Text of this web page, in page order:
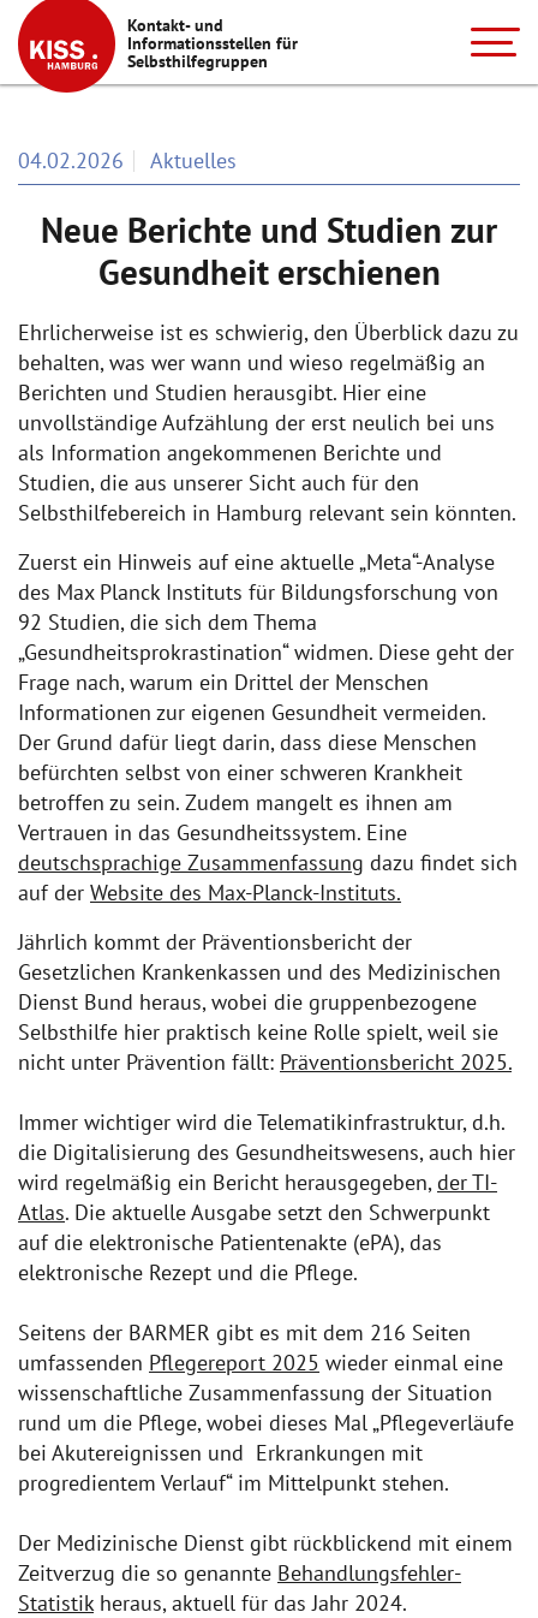
Kontakt- und
Informationsstellen für
Selbsthilfegruppen
04.02.2026 Aktuelles
Neue Berichte und Studien zur
Gesundheit erschienen
Ehrlicherweise ist es schwierig, den Überblick dazu zu
behalten, was wer wann und wieso regelmäßig an
Berichten und Studien herausgibt. Hier eine
unvollständige Aufzählung der erst neulich bei uns
als Information angekommenen Berichte und
Studien, die aus unserer Sicht auch für den
Selbsthilfebereich in Hamburg relevant sein könnten.
Zuerst ein Hinweis auf eine aktuelle „Meta“-Analyse
des Max Planck Instituts für Bildungsforschung von
92 Studien, die sich dem Thema
„Gesundheitsprokrastination“ widmen. Diese geht der
Frage nach, warum ein Drittel der Menschen
Informationen zur eigenen Gesundheit vermeiden.
Der Grund dafür liegt darin, dass diese Menschen
befürchten selbst von einer schweren Krankheit
betroffen zu sein. Zudem mangelt es ihnen am
Vertrauen in das Gesundheitssystem. Eine
deutschsprachige Zusammenfassung dazu findet sich
auf der Website des Max-Planck-Instituts.
Jährlich kommt der Präventionsbericht der
Gesetzlichen Krankenkassen und des Medizinischen
Dienst Bund heraus, wobei die gruppenbezogene
Selbsthilfe hier praktisch keine Rolle spielt, weil sie
nicht unter Prävention fällt: Präventionsbericht 2025.
Immer wichtiger wird die Telematikinfrastruktur, d.h.
die Digitalisierung des Gesundheitswesens, auch hier
wird regelmäßig ein Bericht herausgegeben,der TI-
Atlas. Die aktuelle Ausgabe setzt den Schwerpunkt
auf die elektronische Patientenakte (ePA), das
elektronische Rezept und die Pflege.
Seitens der BARMER gibt es mit dem 216 Seiten
umfassenden Pflegereport 2025 wieder einmal eine
wissenschaftliche Zusammenfassung der Situation
rund um die Pflege, wobei dieses Mal „Pflegeverläufe
bei Akutereignissen und Erkrankungen mit
progredientem Verlauf“ im Mittelpunkt stehen.
Der Medizinische Dienst gibt rückblickend mit einem
Zeitverzug die so genannte Behandlungsfehler-
Statistikheraus, aktuell für das Jahr 2024.